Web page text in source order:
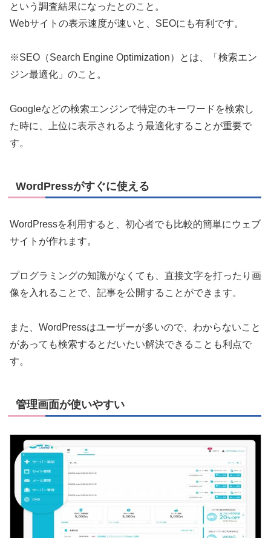
という調査結果になったとのこと。
Webサイトの表示速度が速いと、SEOにも有利です。
※SEO（Search Engine Optimization）とは、「検索エン
ジン最適化」のこと。
Googleなどの検索エンジンで特定のキーワードを検索し
た時に、上位に表示されるよう最適化することが重要で
す。
WordPressがすぐに使える
WordPressを利用すると、初心者でも比較的簡単にウェブ
サイトが作れます。
プログラミングの知識がなくても、直接文字を打ったり画
像を入れることで、記事を公開することができます。
また、WordPressはユーザーが多いので、わからないこと
があっても検索するとだいたい解決できることも利点で
す。
管理画面が使いやすい